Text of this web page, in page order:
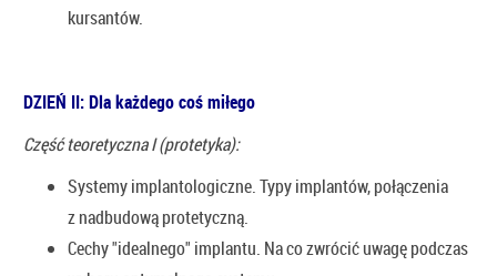
kursantów.
DZIEŃ II: Dla każdego coś miłego
Część teoretyczna I (protetyka):
Systemy implantologiczne. Typy implantów, połączenia
z nadbudową protetyczną.
Cechy "idealnego" implantu. Na co zwrócić uwagę podczas